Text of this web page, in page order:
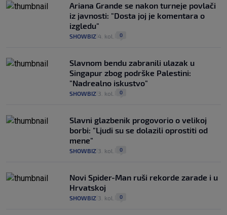
Ariana Grande se nakon turneje povlači
iz javnosti: "Dosta joj je komentara o
izgledu"
SHOWBIZ 4. kol. 0
Slavnom bendu zabranili ulazak u
Singapur zbog podrške Palestini:
"Nadrealno iskustvo"
SHOWBIZ 3. kol. 0
Slavni glazbenik progovorio o velikoj
borbi: "Ljudi su se dolazili oprostiti od
mene"
SHOWBIZ 3. kol. 0
Novi Spider-Man ruši rekorde zarade i u
Hrvatskoj
SHOWBIZ 3. kol. 0